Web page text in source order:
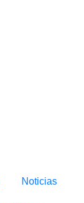
Noticias